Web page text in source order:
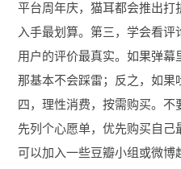
平台周年庆，猫耳都会推出
入手最划算。第三，学会看
用户的评价最真实。如果弹幕
那基本不会踩雷；反之，如
四，理性消费，按需购买。不
先列个心愿单，优先购买自己
可以加入一些豆瓣小组或微博